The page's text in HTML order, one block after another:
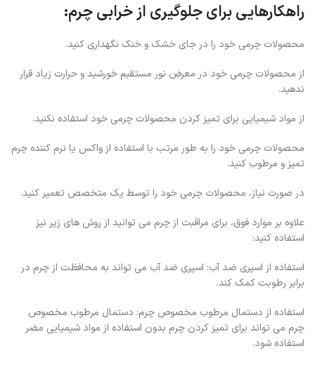
راهکارهایی برای جلوگیری از خرابی چرم:
محصولات چرمی خود را در جای خشک و خنک نگهداری کنید.
از محصولات چرمی خود در معرض نور مستقیم خورشید و حرارت زیاد قرار
ندهید.
از مواد شیمیایی برای تمیز کردن محصولات چرمی خود استفاده نکنید.
محصولات چرمی خود را به طور مرتب با استفاده از واکس یا نرم کننده چرم
تمیز و مرطوب کنید.
در صورت نیاز، محصولات چرمی خود را توسط یک متخصص تعمیر کنید.
علاوه بر موارد فوق، برای مراقبت از چرم می توانید از روش های زیر نیز
استفاده کنید:
استفاده از اسپری ضد آب: اسپری ضد آب می تواند به محافظت از چرم در
برابر رطوبت کمک کند.
استفاده از دستمال مرطوب مخصوص چرم: دستمال مرطوب مخصوص
چرم می تواند برای تمیز کردن چرم بدون استفاده از مواد شیمیایی مضر
استفاده شود.